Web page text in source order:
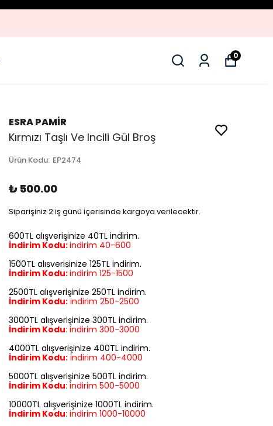
0
ESRA PAMİR
Kırmızı Taşlı Ve Incili Gül Broş
Ürün Kodu: EP2474
₺ 500.00
Siparişiniz 2 iş günü içerisinde kargoya verilecektir.
600TL alışverişinize 40TL indirim.
İndirim Kodu:indirim 40-600
1500TL alışverişinize 125TL indirim.
İndirim Kodu:indirim 125-1500
2500TL alışverişinize 250TL indirim.
İndirim Kodu: indirim 250-2500
3000TL alışverişinize 300TL indirim.
İndirim Kodu: indirim 300-3000
4000TL alışverişinize 400TL indirim.
İndirim Kodu: indirim 400-4000
5000TL alışverişinize 500TL indirim.
İndirim Kodu: indirim 500-5000
10000TL alışverişinize 1000TL indirim.
İndirim Kodu: indirim 1000-10000